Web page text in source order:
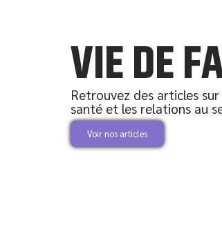
VIE DE
Retrouvez des articles
santé et les relations au
Voir nos articles